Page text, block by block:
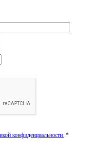
конфиденциальности .*